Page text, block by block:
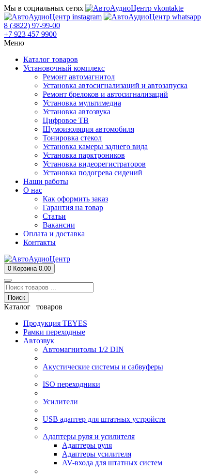
Мы в социальных сетях
8 (3822) 97-99-00
+7 923 457 9900
Меню
Каталог товаров
Установочный комплекс
Ремонт автомагнитол
Установка автосигнализаций и автозапуска
Ремонт брелоков и автосигнализаций
Установка мультимедиа
Установка автозвука
Цифровое ТВ
Шумоизоляция автомобиля
Тонировка стекол
Установка камеры заднего вида
Установка парктроников
Установка видеорегистраторов
Установка подогрева сидений
Наши работы
О нас
Как оформить заказ
Гарантия на товар
Статьи
Вакансии
Оплата и доставка
Контакты
0 Корзина 0.00
Поиск
Каталог товаров
Продукция TEYES
Рамки переходные
Автозвук
Автомагнитолы 1/2 DIN
Акустические системы и сабвуферы
ISO переходники
Усилители
USB адаптер для штатных устройств
Адаптеры руля и усилителя
Адаптеры руля
Адаптеры усилителя
AV-входа для штатных систем